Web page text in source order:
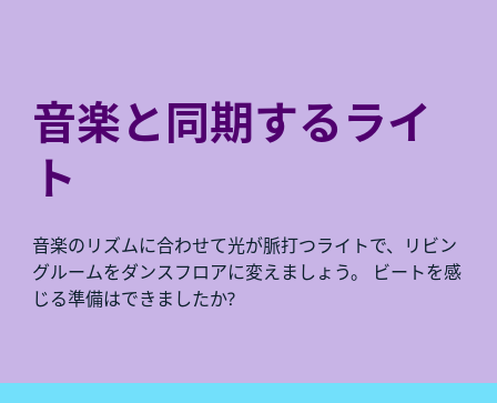
音楽と同期するライ
ト
音楽のリズムに合わせて光が脈打つライトで、リビン
グルームをダンスフロアに変えましょう。 ビートを感
じる準備はできましたか?